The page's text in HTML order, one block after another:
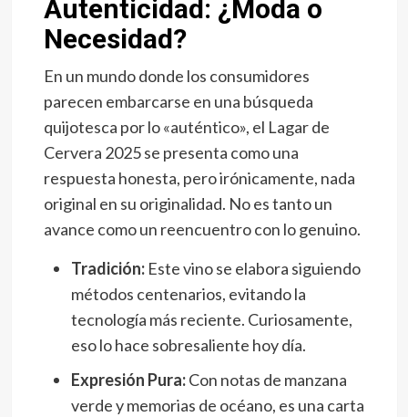
Autenticidad: ¿Moda o
Necesidad?
En un mundo donde los consumidores
parecen embarcarse en una búsqueda
quijotesca por lo «auténtico», el Lagar de
Cervera 2025 se presenta como una
respuesta honesta, pero irónicamente, nada
original en su originalidad. No es tanto un
avance como un reencuentro con lo genuino.
Tradición:Este vino se elabora siguiendo
métodos centenarios, evitando la
tecnología más reciente. Curiosamente,
eso lo hace sobresaliente hoy día.
Expresión Pura:Con notas de manzana
verde y memorias de océano, es una carta